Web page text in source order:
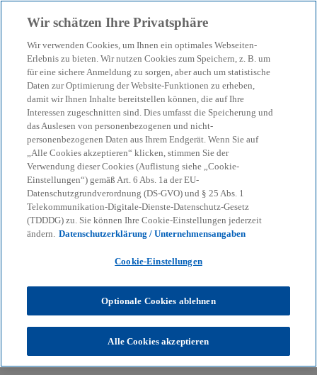
menu search
Künstliche Intelligenz im
Corporate Treasury
Von der Automatisierung zur strategischen
Steuerung
KPMG Themen
KI & Digitale Transformation
Künstliche Intelligenz
KI verändert das Corporate
Wir schätzen Ihre Privatsphäre
Wir verwenden Cookies, um Ihnen ein optimales Webseiten-
Erlebnis zu bieten. Wir nutzen Cookies zum Speichern, z. B. um
für eine sichere Anmeldung zu sorgen, aber auch um statistische
Daten zur Optimierung der Website-Funktionen zu erheben,
damit wir Ihnen Inhalte bereitstellen können, die auf Ihre
Interessen zugeschnitten sind. Dies umfasst die Speicherung und
das Auslesen von personenbezogenen und nicht-
personenbezogenen Daten aus Ihrem Endgerät. Wenn Sie auf
„Alle Cookies akzeptieren“ klicken, stimmen Sie der
Verwendung dieser Cookies (Auflistung siehe „Cookie-
Einstellungen“) gemäß Art. 6 Abs. 1a der EU-
Datenschutzgrundverordnung (DS-GVO) und § 25 Abs. 1
Telekommunikation-Digitale-Dienste-Datenschutz-Gesetz
(TDDDG) zu. Sie können Ihre Cookie-Einstellungen jederzeit
ändern. Datenschutzerklärung / Unternehmensangaben
Cookie-Einstellungen
Optionale Cookies ablehnen
Alle Cookies akzeptieren